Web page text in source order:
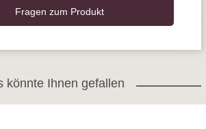
Fragen zum Produkt
könnte Ihnen gefallen